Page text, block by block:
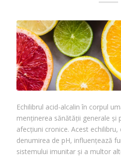
Echilibrul acid-alcalin în corpul
menținerea sănătății generale și
afecțiuni cronice. Acest echilibru,
denumirea de pH, influențează
sistemului imunitar și a multor